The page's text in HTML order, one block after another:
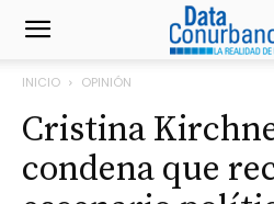
INICIO OPINIÓN
Cristina
condena que